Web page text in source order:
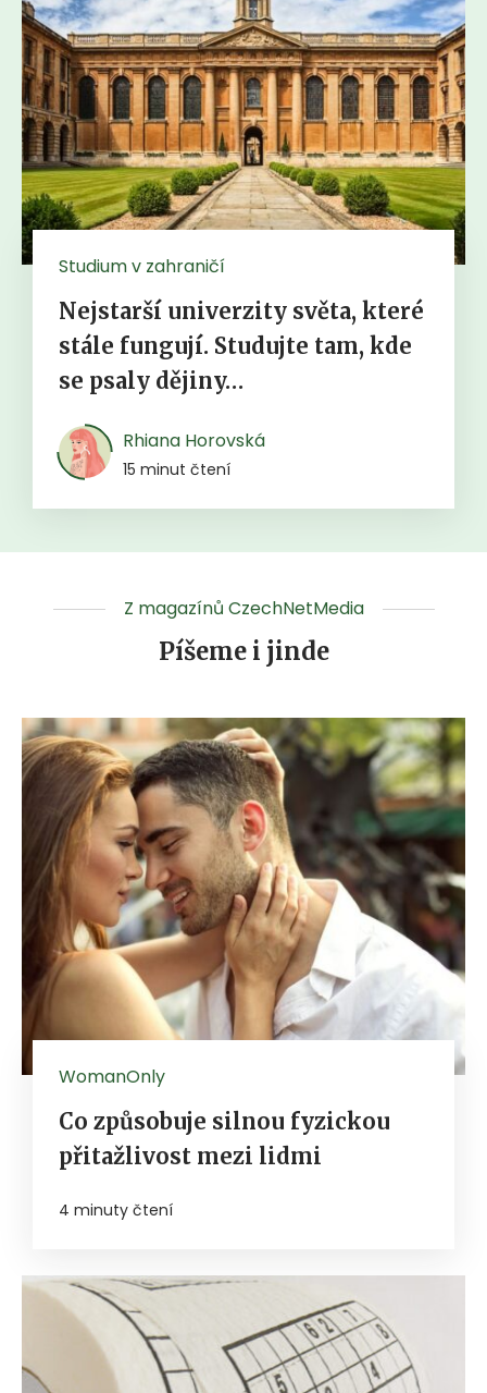
Studium v zahraničí
Nejstarší univerzity světa, které
stále fungují. Studujte tam, kde
se psaly dějiny…
Rhiana Horovská
15 minut čtení
Z magazínů CzechNetMedia
Píšeme i jinde
WomanOnly
Co způsobuje silnou fyzickou
přitažlivost mezi lidmi
4 minuty čtení